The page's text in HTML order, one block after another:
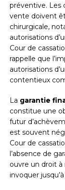
préventive. Les
vente doivent
chirurgicale,
autorisations
Cour de
rappelle que
autorisations
contentieux
La garantie
constitue une
futur
est souvent
Cour de
l’absence de
ouvre un droit à
invoquer